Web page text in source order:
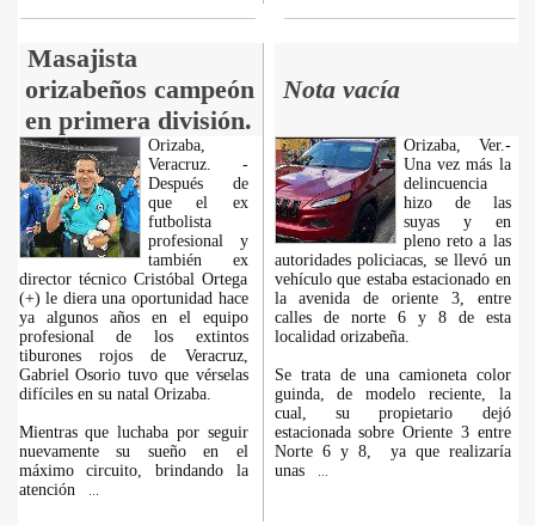
Masajista
orizabeños campeón
en primera división.
Nota vacía
Orizaba,
Veracruz. -
Después de
que el ex
futbolista
profesional y
también ex
director técnico Cristóbal Ortega
(+) le diera una oportunidad hace
ya algunos años en el equipo
profesional de los extintos
tiburones rojos de Veracruz,
Gabriel Osorio tuvo que vérselas
difíciles en su natal Orizaba.
Mientras que luchaba por seguir
nuevamente su sueño en el
máximo circuito, brindando la
atención
Orizaba, Ver.-
Una vez más la
delincuencia
hizo de las
suyas y en
pleno reto a las
autoridades policiacas, se llevó un
vehículo que estaba estacionado en
la avenida de oriente 3, entre
calles de norte 6 y 8 de esta
localidad orizabeña.
Se trata de una camioneta color
guinda, de modelo reciente, la
cual, su propietario dejó
estacionada sobre Oriente 3 entre
Norte 6 y 8, ya que realizaría
unas